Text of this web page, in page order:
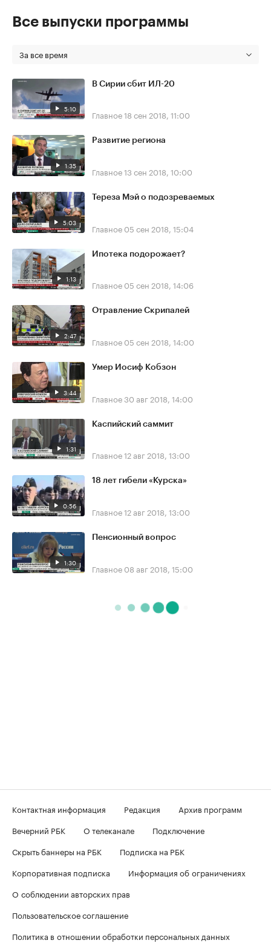
Все выпуски программы
За все время
5:10
В Сирии сбит ИЛ-20
Главное18 сен 2018, 11:00
1:35
Развитие региона
Главное13 сен 2018, 10:00
5:03
Тереза Мэй о подозреваемых
Главное 05 сен 2018, 15:04
1:13
Ипотека подорожает?
Главное 05 сен 2018, 14:06
2:47
Отравление Скрипалей
Главное 05 сен 2018, 14:00
3:44
Умер Иосиф Кобзон
Главное30 авг 2018, 14:00
1:31
Каспийский саммит
Главное12 авг 2018, 13:00
0:56
18 лет гибели «Курска»
Главное12 авг 2018, 13:00
1:30
Пенсионный вопрос
Главное 08 авг 2018, 15:00
Контактная информация Редакция
Архив программ
Вечерний РБК
О телеканале
Подключение
Скрыть баннеры на РБК
Подписка на РБК
Корпоративная подписка
Информация об ограничениях
О соблюдении авторских прав
Пользовательское соглашение
Политика в отношении обработки персональных данных